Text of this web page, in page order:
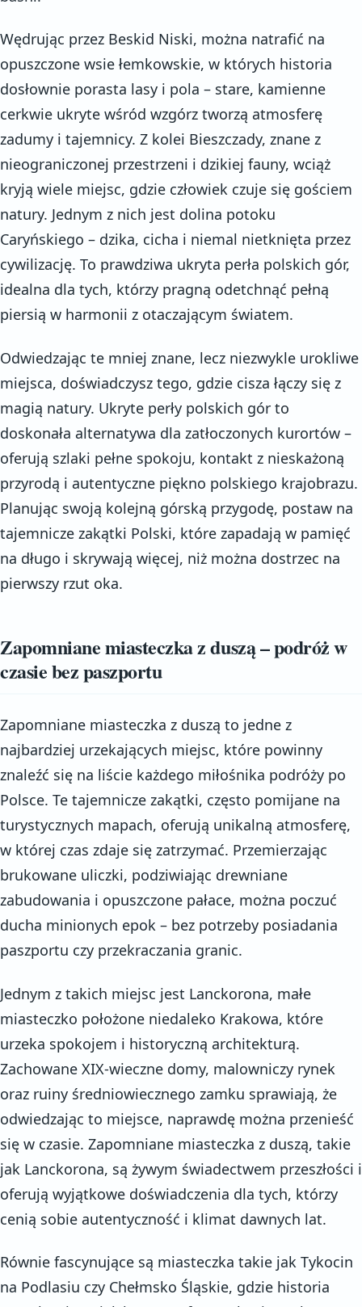
Wędrując przez Beskid Niski, można natrafić na
opuszczone wsie łemkowskie, w których historia
dosłownie porasta lasy i pola – stare, kamienne
cerkwie ukryte wśród wzgórz tworzą atmosferę
zadumy i tajemnicy. Z kolei Bieszczady, znane z
nieograniczonej przestrzeni i dzikiej fauny, wciąż
kryją wiele miejsc, gdzie człowiek czuje się gościem
natury. Jednym z nich jest dolina potoku
Caryńskiego – dzika, cicha i niemal nietknięta przez
cywilizację. To prawdziwa ukryta perła polskich gór,
idealna dla tych, którzy pragną odetchnąć pełną
piersią w harmonii z otaczającym światem.
Odwiedzając te mniej znane, lecz niezwykle urokliwe
miejsca, doświadczysz tego, gdzie cisza łączy się z
magią natury. Ukryte perły polskich gór to
doskonała alternatywa dla zatłoczonych kurortów –
oferują szlaki pełne spokoju, kontakt z nieskażoną
przyrodą i autentyczne piękno polskiego krajobrazu.
Planując swoją kolejną górską przygodę, postaw na
tajemnicze zakątki Polski, które zapadają w pamięć
na długo i skrywają więcej, niż można dostrzec na
pierwszy rzut oka.
Zapomniane miasteczka z duszą – podróż w
czasie bez paszportu
Zapomniane miasteczka z duszą to jedne z
najbardziej urzekających miejsc, które powinny
znaleźć się na liście każdego miłośnika podróży po
Polsce. Te tajemnicze zakątki, często pomijane na
turystycznych mapach, oferują unikalną atmosferę,
w której czas zdaje się zatrzymać. Przemierzając
brukowane uliczki, podziwiając drewniane
zabudowania i opuszczone pałace, można poczuć
ducha minionych epok – bez potrzeby posiadania
paszportu czy przekraczania granic.
Jednym z takich miejsc jest Lanckorona, małe
miasteczko położone niedaleko Krakowa, które
urzeka spokojem i historyczną architekturą.
Zachowane XIX-wieczne domy, malowniczy rynek
oraz ruiny średniowiecznego zamku sprawiają, że
odwiedzając to miejsce, naprawdę można przenieść
się w czasie. Zapomniane miasteczka z duszą, takie
jak Lanckorona, są żywym świadectwem przeszłości i
oferują wyjątkowe doświadczenia dla tych, którzy
cenią sobie autentyczność i klimat dawnych lat.
Równie fascynujące są miasteczka takie jak Tykocin
na Podlasiu czy Chełmsko Śląskie, gdzie historia